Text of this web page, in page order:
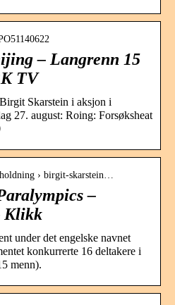
– Langrenn 15
TV
Skarstein i aksjon i
27. august: Roing: Forsøksheat
› birgit-skarstein…
–
Klikk
under det engelske navnet
konkurrerte 16 deltakere i
menn).